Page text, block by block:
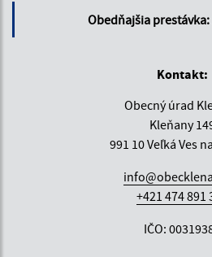
Obedňajšia prestávka:
Kontakt:
Obecný úrad
Kleňany
991 10 Veľká Ves
+421 474 891
IČO: